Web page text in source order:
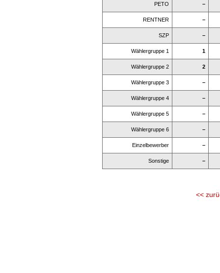
PETO –
RENTNER –
SZP –
Wählergruppe 1 1
Wählergruppe 2 2
Wählergruppe 3 –
Wählergruppe 4 –
Wählergruppe 5 –
Wählergruppe 6 –
Einzelbewerber –
Sonstige –
<<